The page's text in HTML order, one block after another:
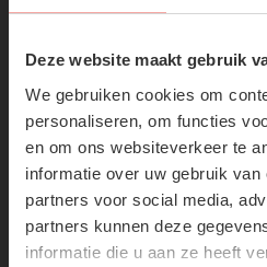
Deze website maakt gebruik
We gebruiken cookies om
personaliseren, om functies
en om ons websiteverkeer te
informatie over uw gebruik
partners voor social media,
partners kunnen deze
informatie die u aan ze heeft
SUBSCRIBE
10% OFF YOUR
ORDER!
Don't miss out on our trendy
Verzenden & Retourneren